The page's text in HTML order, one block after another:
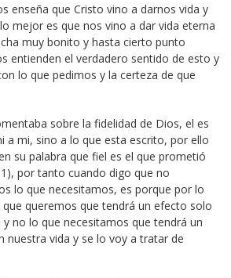
enseña que Cristo vino a darnos vida y
mejor es que nos vino a dar vida eterna
muy bonito y hasta cierto punto
entienden el verdadero sentido de esto y
lo que pedimos y la certeza de que
sobre la fidelidad de Dios, el es
a mi, sino a lo que esta escrito, por ello
su palabra que fiel es el que prometió
), por tanto cuando digo que no
lo que necesitamos, es porque por lo
queremos que tendrá un efecto solo
no lo que necesitamos que tendrá un
nuestra vida y se lo voy a tratar de